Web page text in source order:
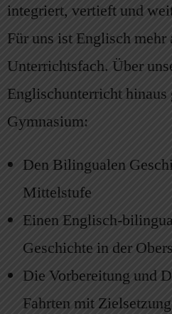
integriert, vertieft und
Für uns ist Englisch mehr
Unterrichtsfach. Über
Englischunterricht hinaus
Gymnasium:
Den Bilingualen
Mittelstufe
Einen Englisch-
Geschichte in der
Die Vorbereitung und
Fahrten mit